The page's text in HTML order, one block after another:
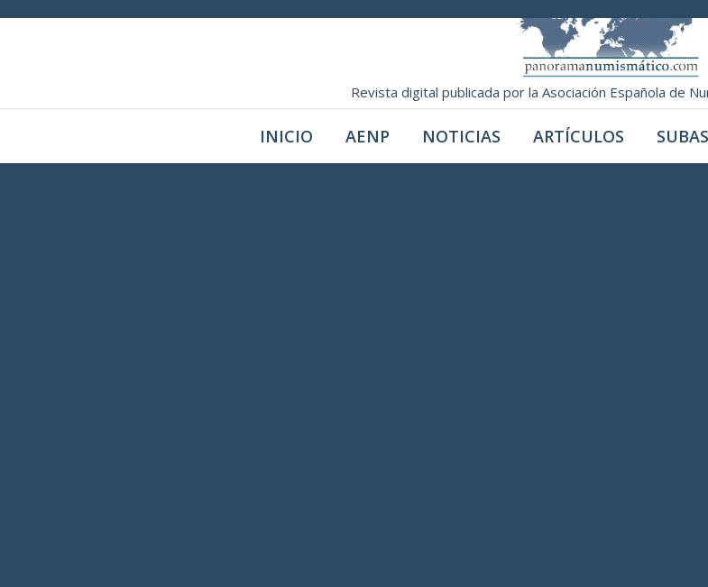
Revista digital publicada por la Asociación Española de
INICIO AENP NOTICIAS ARTÍCULOS